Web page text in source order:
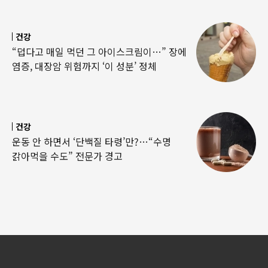
건강
“덥다고 매일 먹던 그 아이스크림이…” 장에
염증, 대장암 위험까지 ‘이 성분’ 정체
건강
운동 안 하면서 ‘단백질 타령’만?…“수명
갉아먹을 수도” 전문가 경고